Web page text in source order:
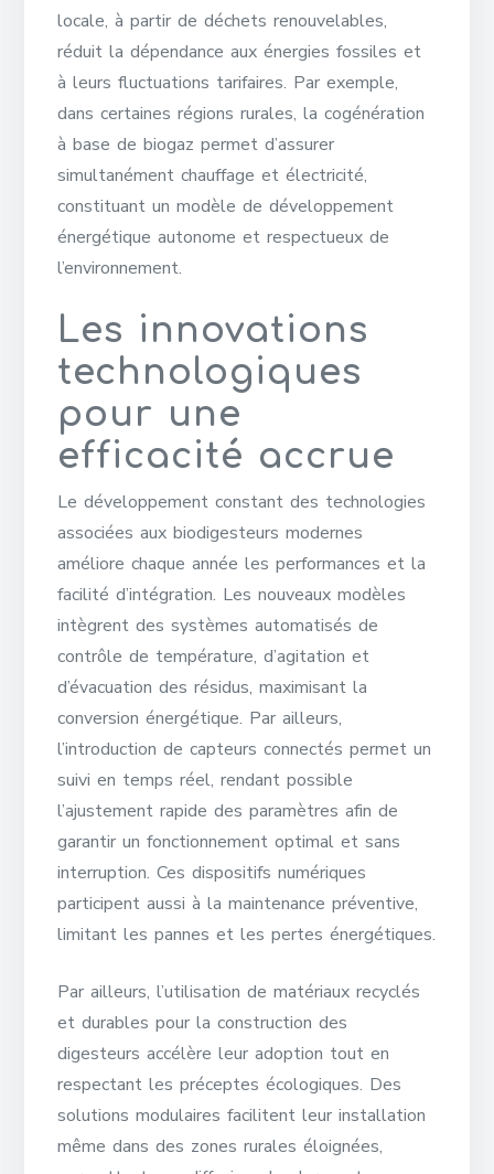
locale, à partir de déchets renouvelables,
réduit la dépendance aux énergies fossiles et
à leurs fluctuations tarifaires. Par exemple,
dans certaines régions rurales, la cogénération
à base de biogaz permet d’assurer
simultanément chauffage et électricité,
constituant un modèle de développement
énergétique autonome et respectueux de
l’environnement.
Les innovations
technologiques
pour une
efficacité accrue
Le développement constant des technologies
associées aux biodigesteurs modernes
améliore chaque année les performances et la
facilité d’intégration. Les nouveaux modèles
intègrent des systèmes automatisés de
contrôle de température, d’agitation et
d’évacuation des résidus, maximisant la
conversion énergétique. Par ailleurs,
l’introduction de capteurs connectés permet un
suivi en temps réel, rendant possible
l’ajustement rapide des paramètres afin de
garantir un fonctionnement optimal et sans
interruption. Ces dispositifs numériques
participent aussi à la maintenance préventive,
limitant les pannes et les pertes énergétiques.
Par ailleurs, l’utilisation de matériaux recyclés
et durables pour la construction des
digesteurs accélère leur adoption tout en
respectant les préceptes écologiques. Des
solutions modulaires facilitent leur installation
même dans des zones rurales éloignées,